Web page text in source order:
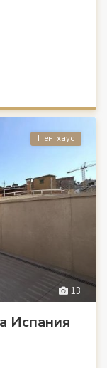
13
Пентхаус
Испания